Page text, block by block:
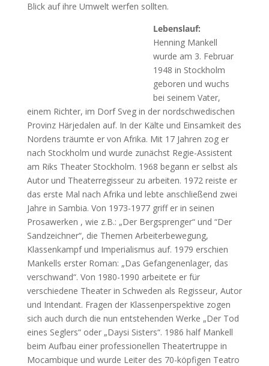
Blick auf ihre Umwelt werfen sollten.
Lebenslauf:
Henning Mankell
wurde am 3. Februar
1948 in Stockholm
geboren und wuchs
bei seinem Vater,
einem Richter, im Dorf Sveg in der nordschwedischen
Provinz Härjedalen auf. In der Kälte und Einsamkeit des
Nordens träumte er von Afrika. Mit 17 Jahren zog er
nach Stockholm und wurde zunächst Regie-Assistent
am Riks Theater Stockholm. 1968 begann er selbst als
Autor und Theaterregisseur zu arbeiten. 1972 reiste er
das erste Mal nach Afrika und lebte anschließend zwei
Jahre in Sambia. Von 1973-1977 griff er in seinen
Prosawerken , wie z.B.: „Der Bergsprenger“ und “Der
Sandzeichner“, die Themen Arbeiterbewegung,
Klassenkampf und Imperialismus auf. 1979 erschien
Mankells erster Roman: „Das Gefangenenlager, das
verschwand“. Von 1980-1990 arbeitete er für
verschiedene Theater in Schweden als Regisseur, Autor
und Intendant. Fragen der Klassenperspektive zogen
sich auch durch die nun entstehenden Werke „Der Tod
eines Seglers“ oder „Daysi Sisters“. 1986 half Mankell
beim Aufbau einer professionellen Theatertruppe in
Mocambique und wurde Leiter des 70-köpfigen Teatro